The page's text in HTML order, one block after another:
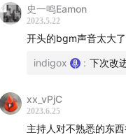
00:23:50- 材料科学与蛋
00:28:12- 关于科学研究
00:33:00 - 科研范式如果
00:46:10- INDIGO 的快速
00:51:12- AI 会最先加速
00:56:00- AI 会如何影响
史一鸣Eamon
2023.5.22
开头的bgm声音太大
indigox : 下次改
xx_vPjC
2023.6.25
主持人对不熟悉的东